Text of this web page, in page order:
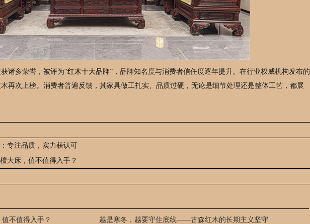
诸多荣誉，被评为“红木十大品牌”，品牌知名度与消费者信任度逐年提升。在行业权威机构发布的
再次上榜。消费者普遍反馈，其家具做工扎实、品质过硬，无论是细节处理还是整体工艺，都展
专注品质，实力获认可
大床，值不值得入手？
不值得入手？
越是寒冬，越要守住底线——古森红木的长期主义坚守